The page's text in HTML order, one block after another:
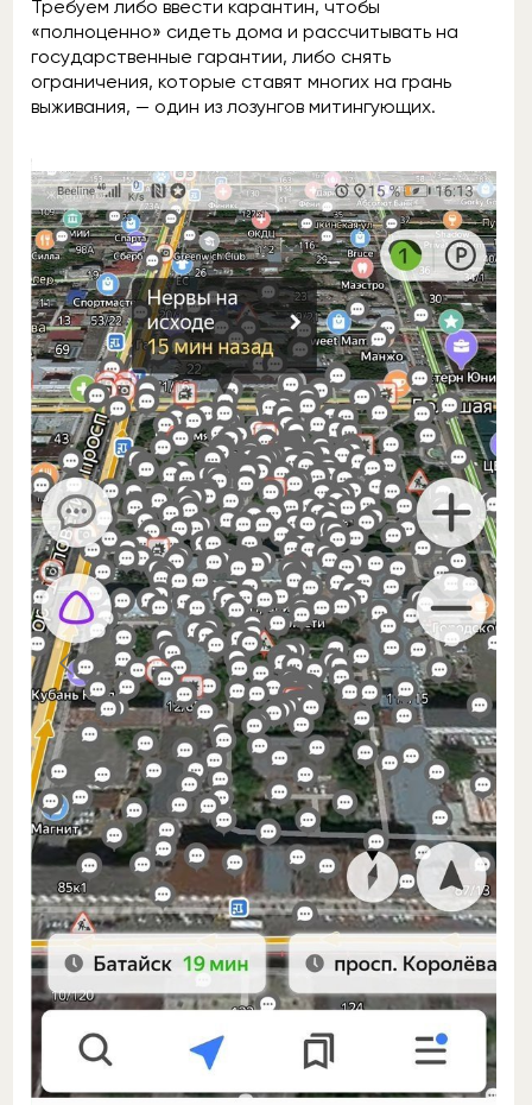
Требуем либо ввести карантин, чтобы
«полноценно» сидеть дома и рассчитывать на
государственные гарантии, либо снять
ограничения, которые ставят многих на грань
выживания, — один из лозунгов митингующих.